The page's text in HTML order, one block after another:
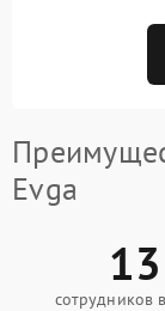
Evga
13
сотрудников